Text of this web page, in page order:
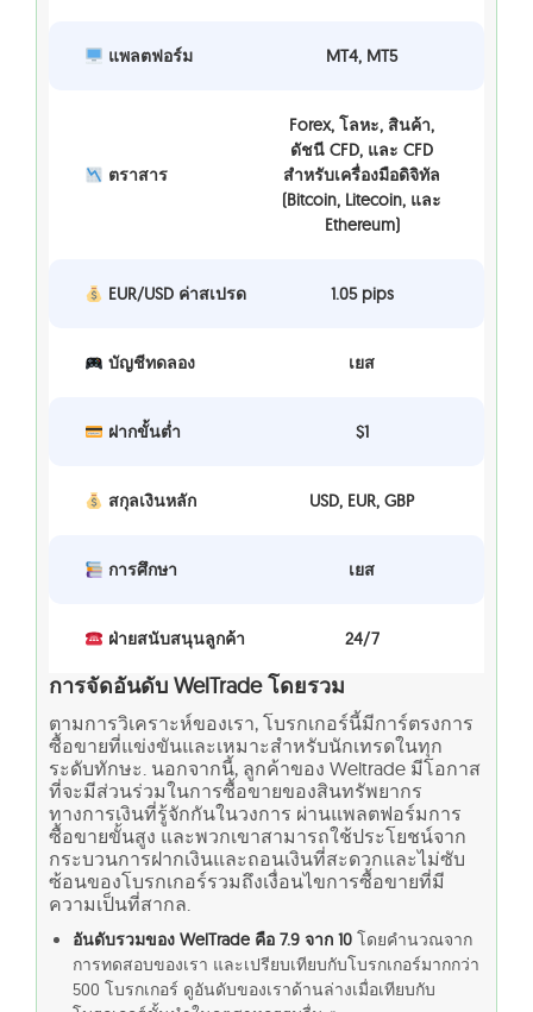
แพลตฟอร์ม MT4, MT5
ตราสาร
Forex, โลหะ, สินค้า,
ดัชนี CFD, และ CFD
สำหรับเครื่องมือดิจิทัล
(Bitcoin, Litecoin, และ
Ethereum)
EUR/USD ค่าสเปรด 1.05 pips
บัญชีทดลอง เยส
ฝากขั้นต่ำ $1
สกุลเงินหลัก USD, EUR, GBP
การศึกษา เยส
ฝ่ายสนับสนุนลูกค้า 24/7
การจัดอันดับ WelTrade โดยรวม
ตามการวิเคราะห์ของเรา, โบรกเกอร์นี้มีการ์ตรงการ
ซื้อขายที่แข่งขันและเหมาะสำหรับนักเทรดในทุก
ระดับทักษะ. นอกจากนี้, ลูกค้าของ Weltrade มีโอกาส
ที่จะมีส่วนร่วมในการซื้อขายของสินทรัพยากร
ทางการเงินที่รู้จักกันในวงการ ผ่านแพลตฟอร์มการ
ซื้อขายขั้นสูง และพวกเขาสามารถใช้ประโยชน์จาก
กระบวนการฝากเงินและถอนเงินที่สะดวกและไม่ซับ
ซ้อนของโบรกเกอร์รวมถึงเงื่อนไขการซื้อขายที่มี
ความเป็นที่สากล.
อันดับรวมของ WelTrade คือ 7.9 จาก 10 โดยคำนวณจาก
การทดสอบของเรา และเปรียบเทียบกับโบรกเกอร์มากกว่า
500 โบรกเกอร์ ดูอันดับของเราด้านล่างเมื่อเทียบกับ